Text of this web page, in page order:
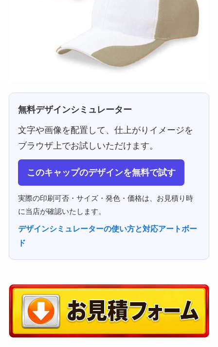
無料デザインシミュレーター
文字や画像を配置して、仕上がりイメージを
ブラウザ上でお試しいただけます。
このキャップのデザインを無料で試す
実際の印刷可否・サイズ・発色・価格は、お見積り時
に当店が確認いたします。
デザインシミュレーターの使い方と対応アートボー
ド